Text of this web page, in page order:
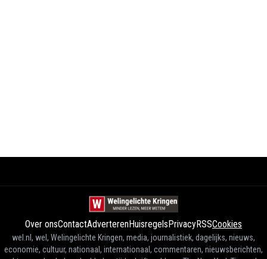
Over onsContactAdverterenHuisregelsPrivacyRSSCookies
wel.nl, wel, Welingelichte Kringen, media, journalistiek, dagelijks, nieuws,
economie, cultuur, nationaal, internationaal, commentaren, nieuwsberichten,